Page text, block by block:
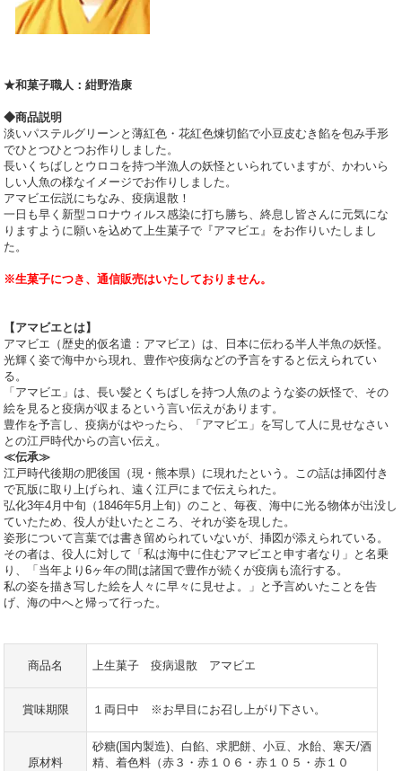
★和菓子職人：紺野浩康
◆商品説明
淡いパステルグリーンと薄紅色・花紅色煉切餡で小豆皮むき餡を包み手形
でひとつひとつお作りしました。
長いくちばしとウロコを持つ半漁人の妖怪といられていますが、かわいら
しい人魚の様なイメージでお作りしました。
アマビエ伝説にちなみ、疫病退散！
一日も早く新型コロナウィルス感染に打ち勝ち、終息し皆さんに元気にな
りますように願いを込めて上生菓子で『アマビエ』をお作りいたしまし
た。
※生菓子につき、通信販売はいたしておりません。
【アマビエとは】
アマビエ（歴史的仮名遣：アマビヱ）は、日本に伝わる半人半魚の妖怪。
光輝く姿で海中から現れ、豊作や疫病などの予言をすると伝えられてい
る。
「アマビエ」は、長い髪とくちばしを持つ人魚のような姿の妖怪で、その
絵を見ると疫病が収まるという言い伝えがあります。
豊作を予言し、疫病がはやったら、「アマビエ」を写して人に見せなさい
との江戸時代からの言い伝え。
≪伝承≫
江戸時代後期の肥後国（現・熊本県）に現れたという。この話は挿図付き
で瓦版に取り上げられ、遠く江戸にまで伝えられた。
弘化3年4月中旬（1846年5月上旬）のこと、毎夜、海中に光る物体が出没し
ていたため、役人が赴いたところ、それが姿を現した。
姿形について言葉では書き留められていないが、挿図が添えられている。
その者は、役人に対して「私は海中に住むアマビエと申す者なり」と名乗
り、「当年より6ヶ年の間は諸国で豊作が続くが疫病も流行する。
私の姿を描き写した絵を人々に早々に見せよ。」と予言めいたことを告
げ、海の中へと帰って行った。
商品名 上生菓子 疫病退散 アマビエ
賞味期限 １両日中 ※お早目にお召し上がり下さい。
原材料
砂糖(国内製造)、白餡、求肥餅、小豆、水飴、寒天/酒
精、着色料（赤３・赤１０６・赤１０５・赤１０